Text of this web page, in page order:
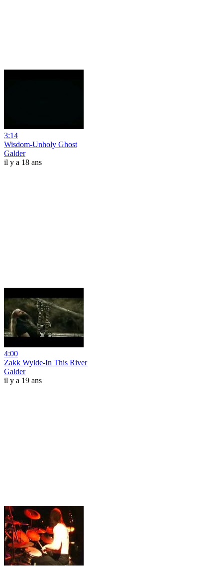
3:14
Wisdom-Unholy Ghost
Galder
il y a 18 ans
4:00
Zakk Wylde-In This River
Galder
il y a 19 ans